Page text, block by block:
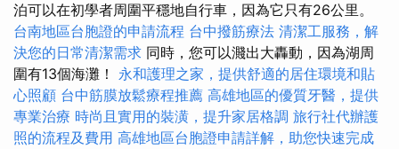
泊可以在初學者周圍平穩地自行車，因為它只有26公里。
台南地區台胞證的申請流程 台中撥筋療法 清潔工服務，解
決您的日常清潔需求 同時，您可以濺出大轟動，因為湖周
圍有13個海灘！ 永和護理之家，提供舒適的居住環境和貼
心照顧 台中筋膜放鬆療程推薦 高雄地區的優質牙醫，提供
專業治療 時尚且實用的裝潢，提升家居格調 旅行社代辦護
照的流程及費用 高雄地區台胞證申請詳解，助您快速完成